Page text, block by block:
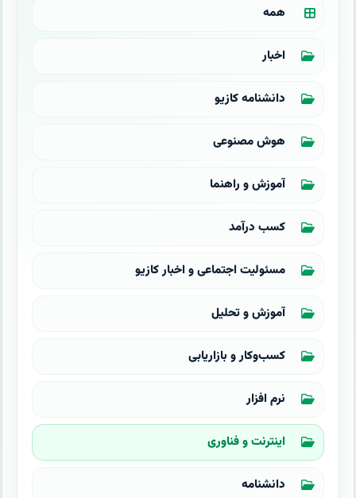
همه
اخبار
دانشنامه کازیو
هوش مصنوعی
آموزش و راهنما
کسب درآمد
مسئولیت اجتماعی و اخبار کازیو
آموزش و تحلیل
کسب‌وکار و بازاریابی
نرم افزار
اینترنت و فناوری
دانشنامه